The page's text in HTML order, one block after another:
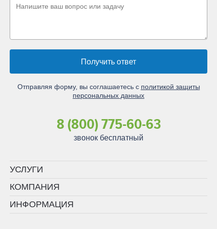
УСЛУГИ
КОМПАНИЯ
ИНФОРМАЦИЯ
Получить ответ
Отправляя форму, вы соглашаетесь с политикой защиты
персональных данных
8 (800) 775-60-63
звонок бесплатный